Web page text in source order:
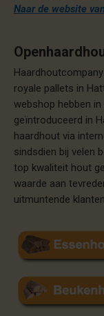
Naar de website
royale pallets in
webshop hebben
geïntroduceerd in
haardhout via
sindsdien bij velen
top kwaliteit hout
waarde aan
uitmuntende